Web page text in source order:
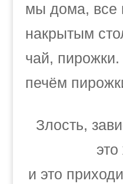
мы дома, все
накрытым
чай,
печём
Злость,
это
и это